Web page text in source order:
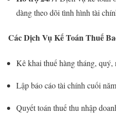
dàng theo dõi tình hình tài
Các Dịch Vụ Kế Toán Thuế
Kê khai thuế hàng tháng, quý,
Lập báo cáo tài chính cuối
Quyết toán thuế thu nhập